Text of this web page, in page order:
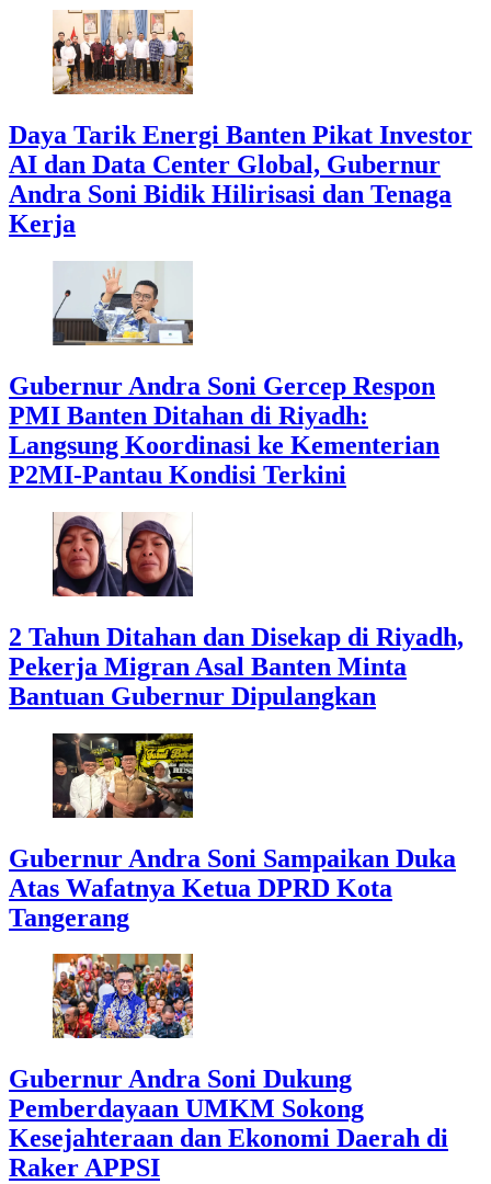
Daya Tarik Energi Banten Pikat Investor
AI dan Data Center Global, Gubernur
Andra Soni Bidik Hilirisasi dan Tenaga
Kerja
Gubernur Andra Soni Gercep Respon
PMI Banten Ditahan di Riyadh:
Langsung Koordinasi ke Kementerian
P2MI-Pantau Kondisi Terkini
2 Tahun Ditahan dan Disekap di Riyadh,
Pekerja Migran Asal Banten Minta
Bantuan Gubernur Dipulangkan
Gubernur Andra Soni Sampaikan Duka
Atas Wafatnya Ketua DPRD Kota
Tangerang
Gubernur Andra Soni Dukung
Pemberdayaan UMKM Sokong
Kesejahteraan dan Ekonomi Daerah di
Raker APPSI